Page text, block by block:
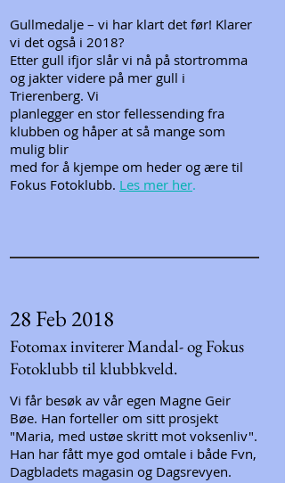
Gullmedalje – vi har klart det før! Klarer
vi det også i 2018?
Etter gull ifjor slår vi nå på stortromma
og jakter videre på mer gull i
Trierenberg. Vi
planlegger en stor fellessending fra
klubben og håper at så mange som
mulig blir
med for å kjempe om heder og ære til
Fokus Fotoklubb. Les mer her.
28 Feb 2018
Fotomax inviterer Mandal- og Fokus
Fotoklubb til klubbkveld.
Vi får besøk av vår egen Magne Geir
Bøe. Han forteller om sitt prosjekt
"Maria, med ustøe skritt mot voksenliv".
Han har fått mye god omtale i både Fvn,
Dagbladets magasin og Dagsrevyen.